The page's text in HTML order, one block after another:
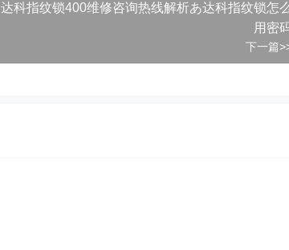
达科指纹锁400维修咨询热线解析あ达科指纹锁怎
用密
下一篇